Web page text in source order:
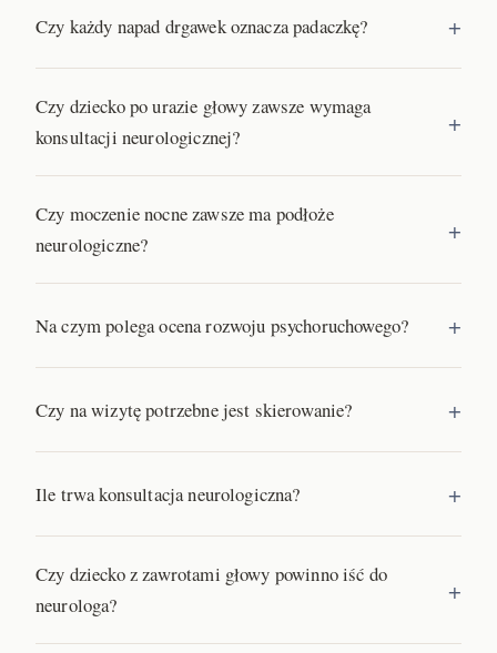
Czy każdy napad drgawek oznacza padaczkę?
Czy dziecko po urazie głowy zawsze wymaga
konsultacji neurologicznej?
Czy moczenie nocne zawsze ma podłoże
neurologiczne?
Na czym polega ocena rozwoju psychoruchowego?
Czy na wizytę potrzebne jest skierowanie?
Ile trwa konsultacja neurologiczna?
Czy dziecko z zawrotami głowy powinno iść do
neurologa?